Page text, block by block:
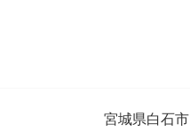
宮城県白石市